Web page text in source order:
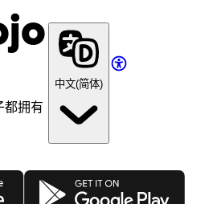
都拥有
中文(简体)
Google Play